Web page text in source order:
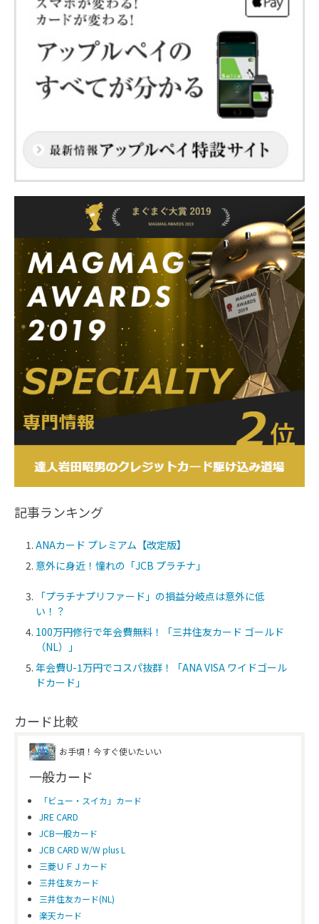
記事ランキング
ANAカード プレミアム【改定版】
意外に身近！憧れの「JCB プラチナ」
「プラチナプリファード」の損益分岐点は意外に低
い！？
100万円修行で年会費無料！「三井住友カード ゴールド
（NL）」
年会費U-1万円でコスパ抜群！「ANA VISA ワイドゴール
ドカード」
カード比較
お手頃！今すぐ使いたいい
一般カード
「ビュー・スイカ」カード
JRE CARD
JCB一般カード
JCB CARD W/W plus L
三菱ＵＦＪカード
三井住友カード
三井住友カード(NL)
楽天カード